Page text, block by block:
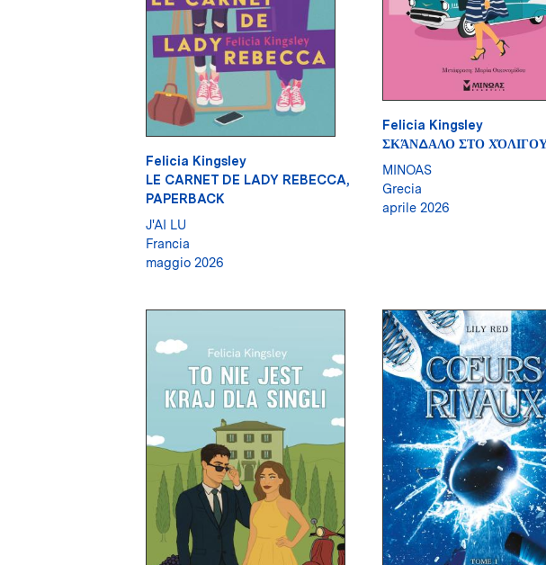
Felicia Kingsley
LE CARNET DE LADY REBECCA,
PAPERBACK
J'AI LU
Francia
maggio 2026
Felicia Kingsley
ΣΚΆΝΔΑΛΟ ΣΤΟ
MINOAS
Grecia
aprile 2026